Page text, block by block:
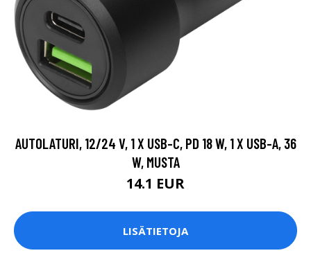
AUTOLATURI, 12/24 V, 1 X USB-C, PD 18 W, 1 X USB-A, 36
W, MUSTA
14.1 EUR
LISÄTIETOJA